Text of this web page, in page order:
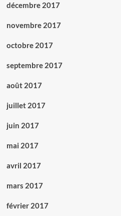
décembre 2017
novembre 2017
octobre 2017
septembre 2017
août 2017
juillet 2017
juin 2017
mai 2017
avril 2017
mars 2017
février 2017